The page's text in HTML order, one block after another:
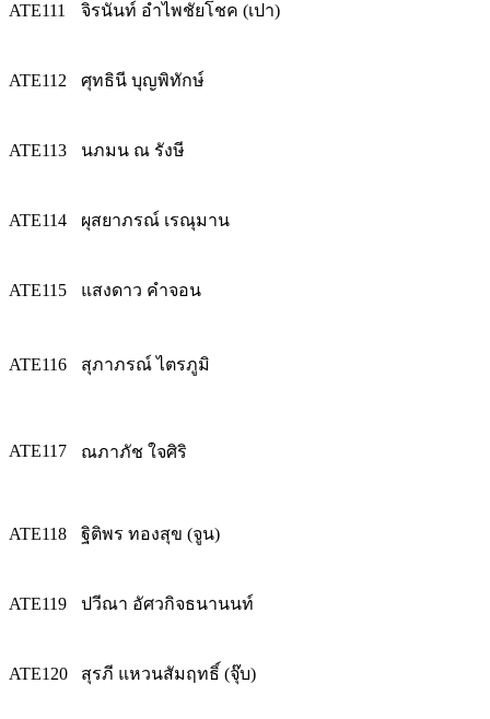
ATE111 จิรนันท์ อำไพชัยโชค (เปา)
ATE112 ศุทธินี บุญพิทักษ์
ATE113 นภมน ณ รังษี
ATE114 ผุสยาภรณ์ เรณุมาน
ATE115 แสงดาว คำจอน
ATE116 สุภาภรณ์ ไตรภูมิ
ATE117 ณภาภัช ใจศิริ
ATE118 ฐิติพร ทองสุข (จูน)
ATE119 ปวีณา อัศวกิจธนานนท์
ATE120 สุรภี แหวนสัมฤทธิ์ (จุ๊บ)